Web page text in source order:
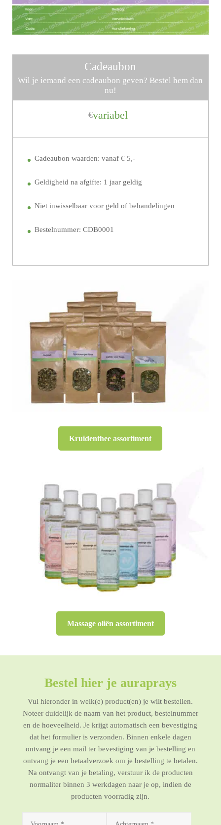
Cadeaubon
Wil je iemand een cadeaubon geven? Bestel hem dan
nu!
€variabel
Cadeaubon waarden: vanaf € 5,-
Geldigheid na afgifte: 1 jaar geldig
Niet inwisselbaar voor geld of behandelingen
Bestelnummer: CDB0001
Kruidenthee assortiment
Massage oliën assortiment
Bestel hier je auraprays
Vul hieronder in welk(e) product(en) je wilt bestellen.
Noteer duidelijk de naam van het product, bestelnummer
en de hoeveelheid. Je krijgt automatisch een bevestiging
dat het formulier is verzonden. Binnen enkele dagen
ontvang je een mail ter bevestiging van je bestelling en
ontvang je een betaalverzoek om je bestelling te betalen.
Na ontvangt van je betaling, verstuur ik de producten
normaliter binnen 3 werkdagen naar je op, indien de
producten voorradig zijn.